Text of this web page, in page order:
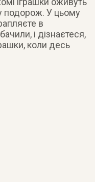
подорож. У цьому
в
і дізнаєтеся,
коли десь